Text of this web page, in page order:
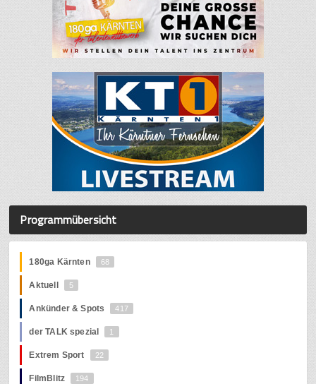
Programmübersicht
180ga Kärnten 68
Aktuell 5
Ankünder & Spots 417
der TALK spezial 1
Extrem Sport 22
FilmBlitz 194